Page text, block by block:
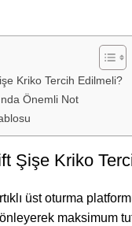
Kriko Tercih Edilmeli?
Önemli Not
Şişe Kriko
üst oturma
maksimum